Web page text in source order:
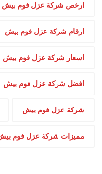
ارخص شركة عزل فوم بيش
ارقام شركة عزل فوم بيش
اسعار شركة عزل فوم بيش
افضل شركة عزل فوم بيش
شركة عزل فوم بيش
مميزات شركة عزل فوم